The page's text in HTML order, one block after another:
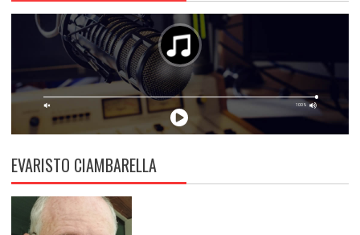
EVARISTO CIAMBARELLA